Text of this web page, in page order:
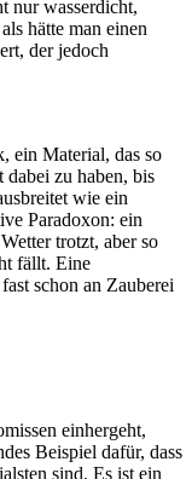
nur wasserdicht,
hätte man einen
der jedoch
ein Material, das so
dabei zu haben, bis
wie ein
Paradoxon: ein
trotzt, aber so
fällt. Eine
schon an Zauberei
einhergeht,
Beispiel dafür, dass
sind. Es ist ein